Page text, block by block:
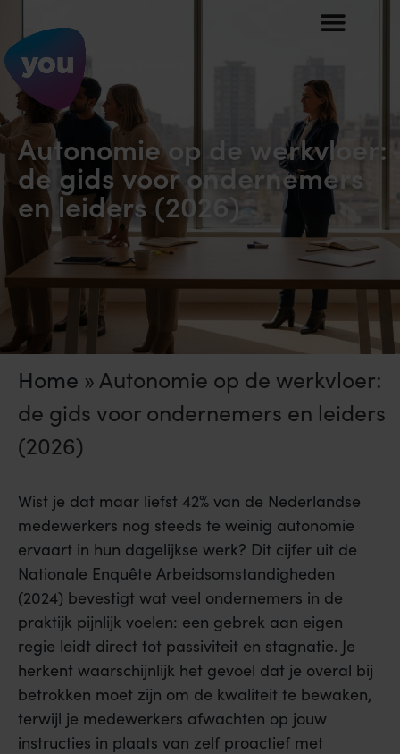
Autonomie op de werkvloer:
de gids voor ondernemers
en leiders (2026)
Home »Autonomie op de werkvloer:
de gids voor ondernemers en leiders
(2026)
Wist je dat maar liefst 42% van de Nederlandse
medewerkers nog steeds te weinig autonomie
ervaart in hun dagelijkse werk? Dit cijfer uit de
Nationale Enquête Arbeidsomstandigheden
(2024) bevestigt wat veel ondernemers in de
praktijk pijnlijk voelen: een gebrek aan eigen
regie leidt direct tot passiviteit en stagnatie. Je
herkent waarschijnlijk het gevoel dat je overal bij
betrokken moet zijn om de kwaliteit te bewaken,
terwijl je medewerkers afwachten op jouw
instructies in plaats van zelf proactief met